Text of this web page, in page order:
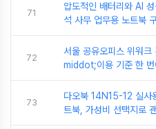
71
압도적인 배터리와 AI
석 사무 업무용 노트북
72
서울 공유오피스 위워
middot;이용 기준 한 번
73
다오북 14N15-12 실사
트북, 가성비 선택지로